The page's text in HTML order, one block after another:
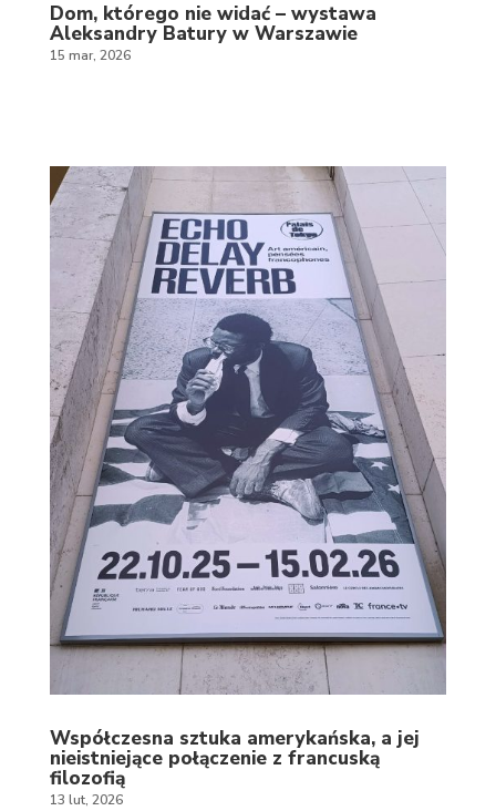
Dom, którego nie widać – wystawa
Aleksandry Batury w Warszawie
15 mar, 2026
Współczesna sztuka amerykańska, a jej
nieistniejące połączenie z francuską
filozofią
13 lut, 2026